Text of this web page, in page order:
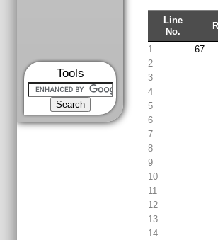
Tools
Line
No.
1 67
2
3
4
5
6
7
8
9
10
11
12
13
14